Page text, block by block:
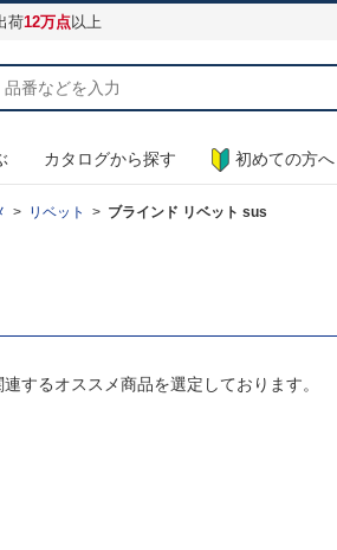
荷12万点以上
カタログから探す 初めての方へ
リベット ブラインド リベット sus
するオススメ商品を選定しております。